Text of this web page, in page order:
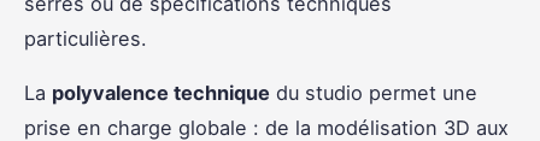
particulières.
La polyvalence technique du studio permet une
prise en charge globale : de la modélisation 3D aux